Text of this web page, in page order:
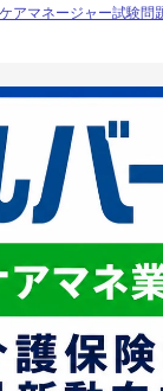
アマネージャー試験問